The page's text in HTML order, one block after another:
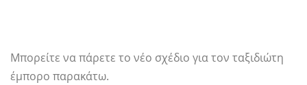
Μπορείτε να πάρετε το νέο σχέδιο για τον ταξιδιώτη
έμπορο παρακάτω.